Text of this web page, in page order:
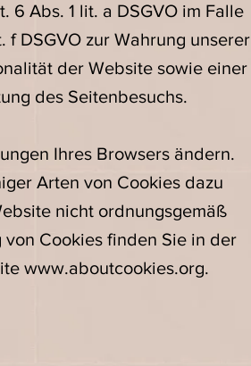
6 Abs. 1 lit. a DSGVO im Falle
DSGVO zur Wahrung unserer
der Website sowie einer
des Seitenbesuchs.
Ihres Browsers ändern.
Arten von Cookies dazu
nicht ordnungsgemäß
Cookies finden Sie in der
www.aboutcookies.org.